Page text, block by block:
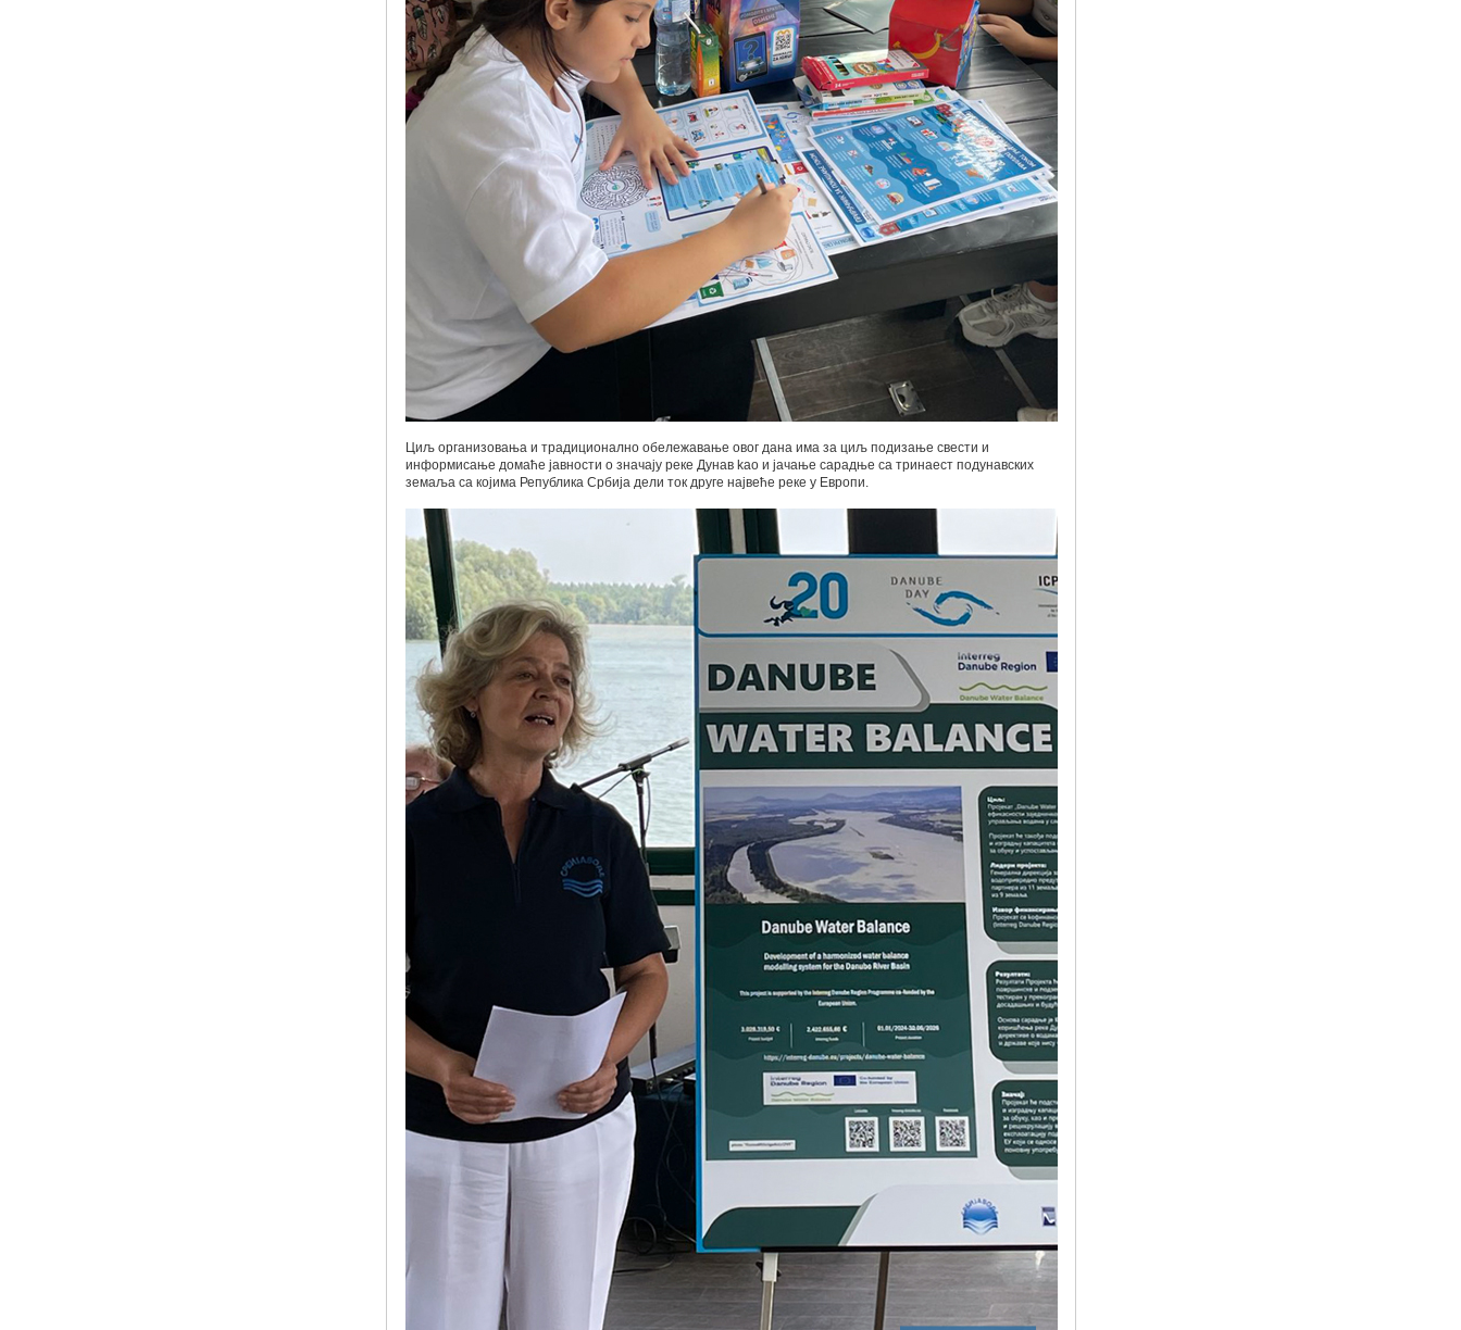
Циљ организовања и традиционално обележавање овог дана има за циљ подизање свести и
информисање домаће јавности о значају реке Дунав kao и јачање сарадње са тринаест подунавских
земаља са којима Република Србија дели ток друге највеће реке у Европи.